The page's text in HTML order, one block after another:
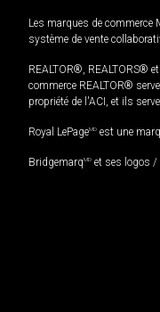
Les marques de
système de vente
REALTOR®, REALTORS®
commerce REALTOR®
propriété de l'ACI, et ils
Royal LePageMD est une
BridgemarqMD et ses logos /